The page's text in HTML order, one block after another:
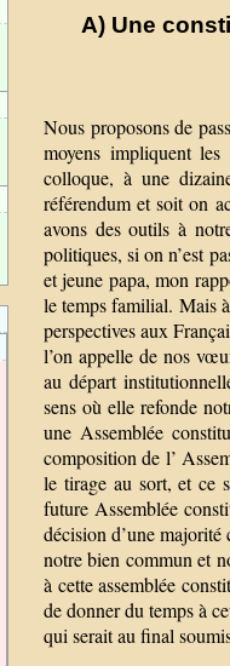
A) Une
Nous proposons de
moyens impliquent
colloque, à une
référendum et soit on
avons des outils à
politiques, si on n’est
et jeune papa, mon
le temps familial. Mais
perspectives aux
l’on appelle de nos
au départ
sens où elle refonde
une Assemblée
composition de l’
le tirage au sort, et ce
future Assemblée
décision d’une
notre bien commun et
à cette assemblée
de donner du temps à
qui serait au final